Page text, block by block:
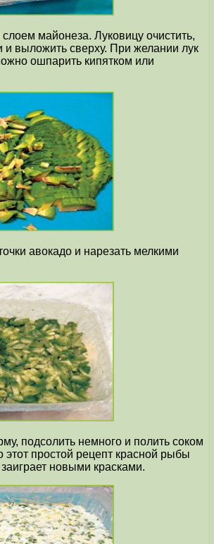
майонеза. Луковицу очистить,
и выложить сверху. При желании лук
ошпарить кипятком или
авокадо и нарезать мелкими
подсолить немного и полить соком
простой рецепт красной рыбы
новыми красками.